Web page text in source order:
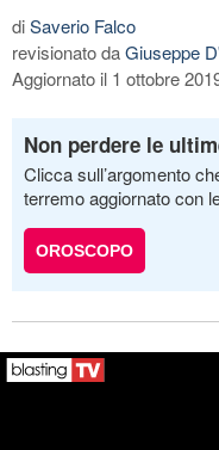
diSaverio Falco
revisionato daGiuseppe
Aggiornato il 1 ottobre
Non perdere le
Clicca sull’argomento
terremo aggiornato con
OROSCOPO